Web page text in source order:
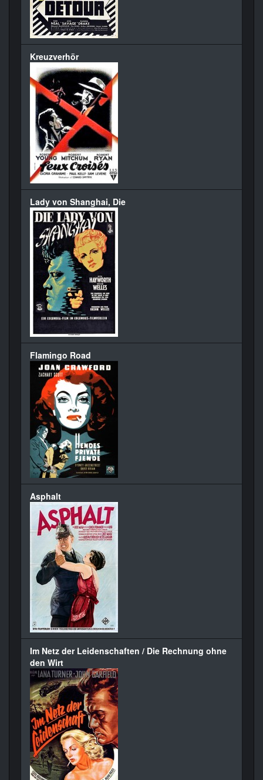
Kreuzverhör
Lady von Shanghai, Die
Flamingo Road
Asphalt
Im Netz der Leidenschaften / Die Rechnung ohne
den Wirt